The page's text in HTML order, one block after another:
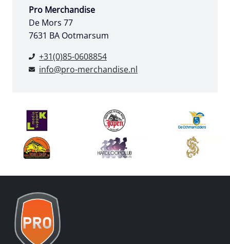
Pro Merchandise
De Mors 77
7631 BA Ootmarsum
+31(0)85-0608854
info@pro-merchandise.nl